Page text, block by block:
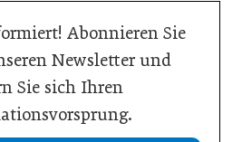
Abonnieren Sie
Newsletter und
Sie sich Ihren